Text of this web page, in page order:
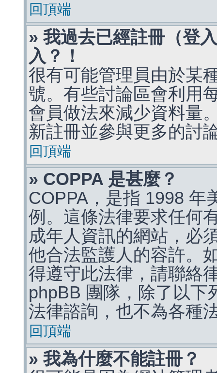
回頂端
» 我過去已經註冊（登
入？！
很有可能管理員由於某
號。有些討論區會利用
會員做法來減少資料量
新註冊並參與更多的討
回頂端
» COPPA 是甚麼？
COPPA，是指 1998 年
例。這條法律要求任何
成年人資訊的網站，必
他合法監護人的容許。
得遵守此法律，請聯絡
phpBB 團隊，除了以下
法律諮詢，也不為各種
回頂端
» 我為什麼不能註冊？